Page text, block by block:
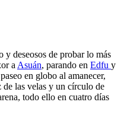
y deseosos de probar lo más
a Asuán, parando en Edfu y
en globo al amanecer,
las velas y un círculo de
todo ello en cuatro días